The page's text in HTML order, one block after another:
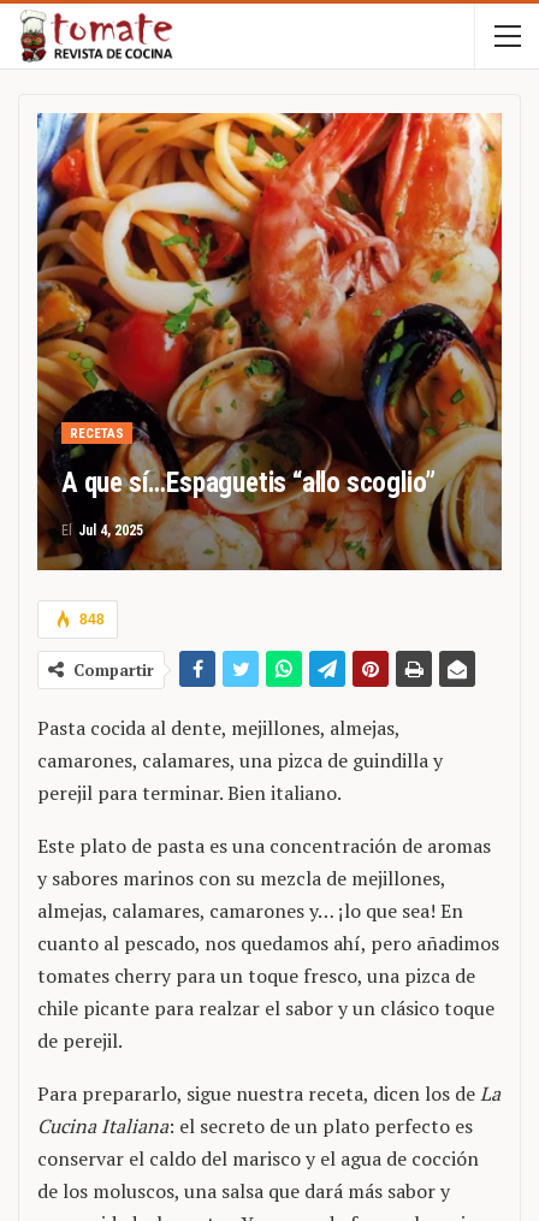
RECETAS
A que sí…Espaguetis “allo scoglio”
El Jul 4, 2025
848
Compartir
Pasta cocida al dente, mejillones, almejas,
camarones, calamares, una pizca de guindilla y
perejil para terminar. Bien italiano.
Este plato de pasta es una concentración de aromas
y sabores marinos con su mezcla de mejillones,
almejas, calamares, camarones y… ¡lo que sea! En
cuanto al pescado, nos quedamos ahí, pero añadimos
tomates cherry para un toque fresco, una pizca de
chile picante para realzar el sabor y un clásico toque
de perejil.
Para prepararlo, sigue nuestra receta, dicen los deLa
Cucina Italiana: el secreto de un plato perfecto es
conservar el caldo del marisco y el agua de cocción
de los moluscos, una salsa que dará más sabor y